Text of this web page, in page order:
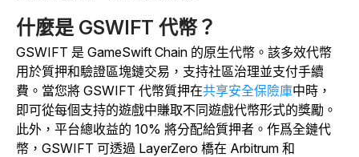
什麼是 GSWIFT 代幣？
GSWIFT 是 GameSwift Chain 的原生代幣。該多效代幣
用於質押和驗證區塊鏈交易，支持社區治理並支付手續
費。當您將 GSWIFT 代幣質押在共享安全保險庫中時 ，
即可從每個支持的遊戲中賺取不同遊戲代幣形式的獎勵。
此外，平台總收益的 10% 將分配給質押者。作爲全鏈代
幣，GSWIFT 可透過 LayerZero 橋在 Arbitrum 和